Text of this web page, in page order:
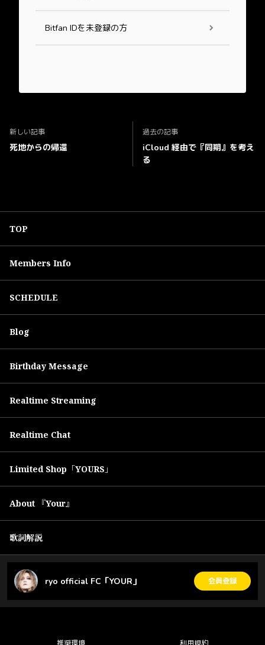
Bitfan IDを未登録の方
新しい記事
死地からの帰還
過去の記事
iCloud 経由で『同期』を考え
る
TOP
Members Info
SCHEDULE
Blog
Birthday Message
Realtime Streaming
Realtime Chat
Limited Shop「YOURS」
About 『Your』
歌詞解説
ryo official FC「YOUR」 会員登録